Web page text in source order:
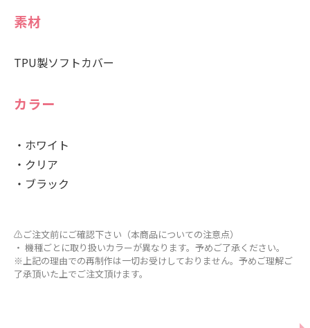
素材
TPU製ソフトカバー
カラー
・ホワイト
・クリア
・ブラック
⚠ご注文前にご確認下さい（本商品についての注意点）
・ 機種ごとに取り扱いカラーが異なります。予めご了承ください。
※上記の理由での再制作は一切お受けしておりません。予めご理解ご
了承頂いた上でご注文頂けます。